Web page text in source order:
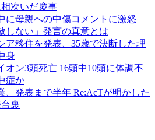
次いだ慶事
に母親への中傷コメントに激怒
しない」発言の真意とは
ア移住を発表、35歳で決断した理
身
オン3頭死亡 16頭中10頭に体調不
症か
、発表まで半年 Re:AcTが明かした
裏